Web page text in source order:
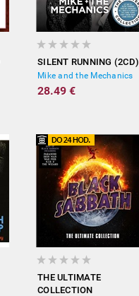
SILENT RUNNING (2CD)
Mike and the Mechanics
28.49 €
THE ULTIMATE
COLLECTION